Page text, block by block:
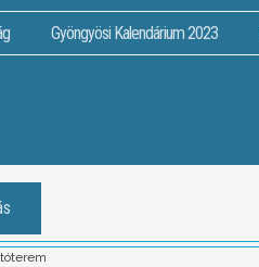
Gyöngyösi Kalendárium 2023